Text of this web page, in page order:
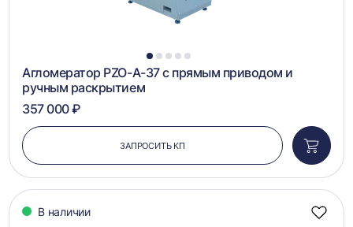
1 2 3 4 5
Агломератор PZO-А-37 с прямым приводом и
ручным раскрытием
357 000 ₽
ЗАПРОСИТЬ КП
в
В наличии